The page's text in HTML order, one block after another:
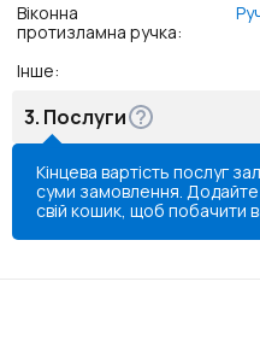
Віконна
протизламна ручка:
Інше:
3. Послуги
Кінцева вартість послуг
суми замовлення. Додайте
свій кошик, щоб побачити